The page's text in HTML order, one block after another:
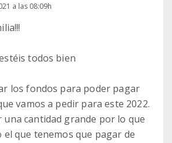
a las 08:09h
todos bien
los fondos para poder pagar
vamos a pedir para este 2022.
una cantidad grande por lo que
el que tenemos que pagar de